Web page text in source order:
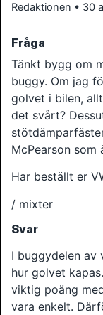
Redaktionen • 30
Fråga
Tänkt bygg om
buggy. Om jag
golvet i bilen,
det svårt?
McPearson som
Har beställt er
/ mixter
Svar
I buggydelen av
hur golvet
viktig poäng
vara enkelt.